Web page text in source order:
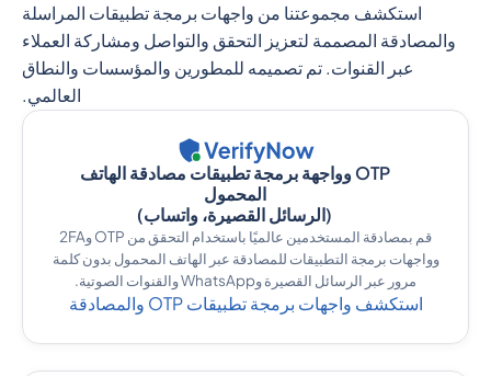
استكشف مجموعتنا من واجهات برمجة تطبيقات المراسلة
والمصادقة المصممة لتعزيز التحقق والتواصل ومشاركة العملاء
عبر القنوات. تم تصميمه للمطورين والمؤسسات والنطاق
العالمي.
OTP وواجهة برمجة تطبيقات مصادقة الهاتف
المحمول
(الرسائل القصيرة، واتساب)
قم بمصادقة المستخدمين عالميًا باستخدام التحقق من OTP و2FA
وواجهات برمجة التطبيقات للمصادقة عبر الهاتف المحمول بدون كلمة
مرور عبر الرسائل القصيرة وWhatsApp والقنوات الصوتية.
استكشف واجهات برمجة تطبيقات OTP والمصادقة